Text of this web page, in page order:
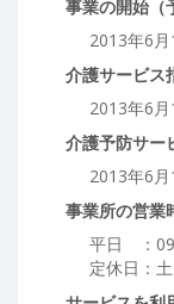
事業の開始（
2013年6月
介護サービス
2013年6月
介護予防サー
2013年6月
事業所の営業
平日 ：09
定休日：